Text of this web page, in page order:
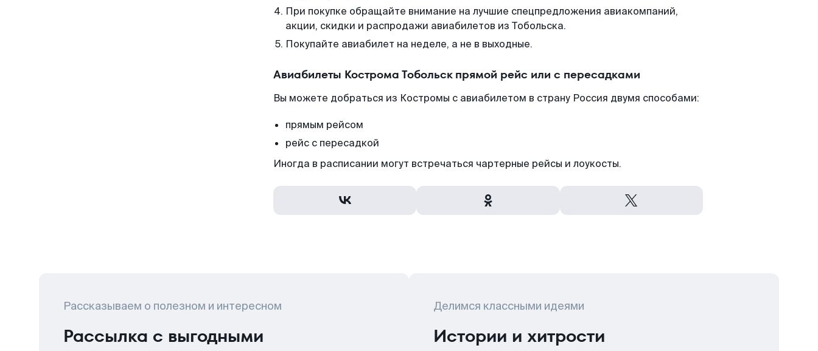
При покупке обращайте внимание на лучшие спецпредложения авиакомпаний,
акции, скидки и распродажи авиабилетов из Тобольска.
Покупайте авиабилет на неделе, а не в выходные.
Авиабилеты Кострома Тобольск прямой рейс или с пересадками
Вы можете добраться из Костромы с авиабилетом в страну Россия двумя способами:
прямым рейсом
рейс с пересадкой
Иногда в расписании могут встречаться чартерные рейсы и лоукосты.
Рассказываем о полезном и интересном
Рассылка с выгодными
Делимся классными идеями
Истории и хитрости